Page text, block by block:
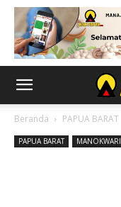
Beranda PAPUA BARAT
PAPUA BARAT MANOKWARI